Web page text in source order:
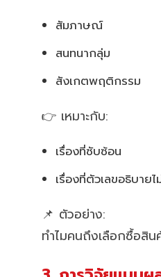
สัมภาษณ์
สนทนากลุ่ม
สังเกตพฤติกรรม
👉 เหมาะกับ:
เรื่องที่ซับซ้อน
เรื่องที่ตัวเลขอธิบายไ
📌 ตัวอย่าง:
ทำไมคนถึงเลือกซื้อสิน